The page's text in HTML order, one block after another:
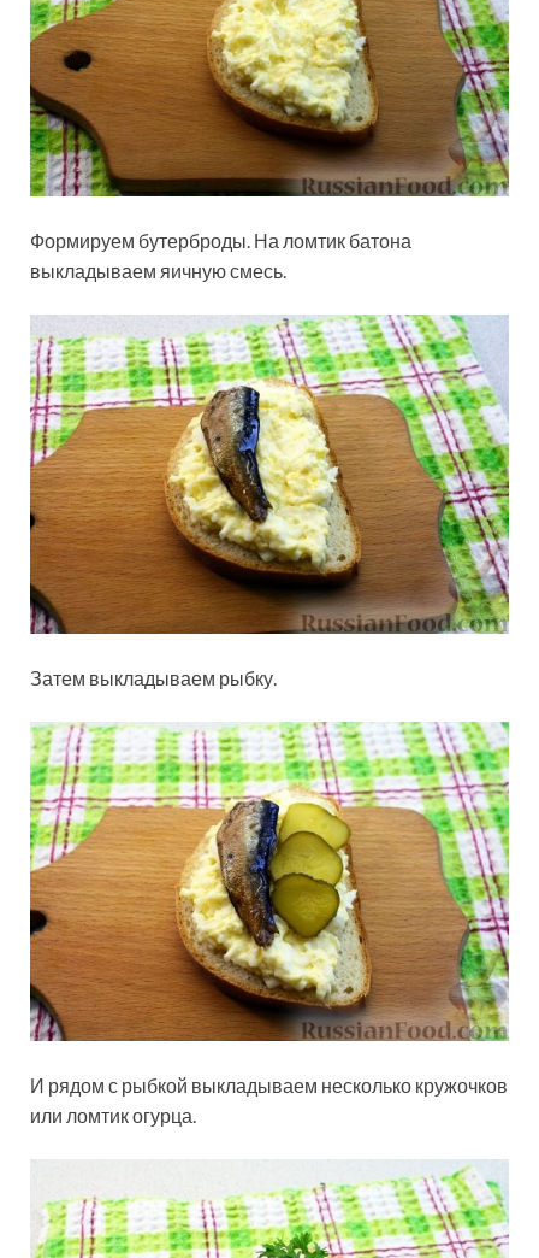
Формируем бутерброды. На ломтик батона
выкладываем яичную смесь.
Затем выкладываем рыбку.
И рядом с рыбкой выкладываем несколько кружочков
или ломтик огурца.